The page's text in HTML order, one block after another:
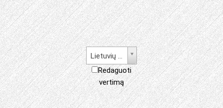
Lietuvių kalba
Redaguoti
vertimą